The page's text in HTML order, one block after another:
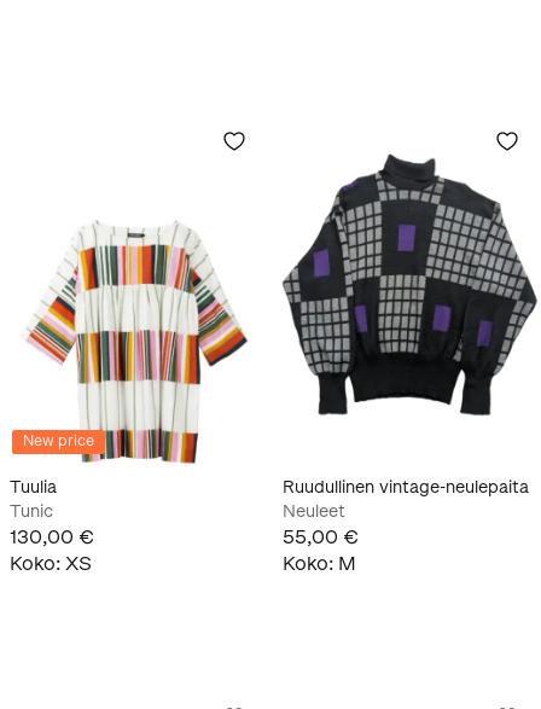
New price
Tuulia
Tunic
130,00 €
Koko: XS
Ruudullinen vintage-neulepaita
Neuleet
55,00 €
Koko: M